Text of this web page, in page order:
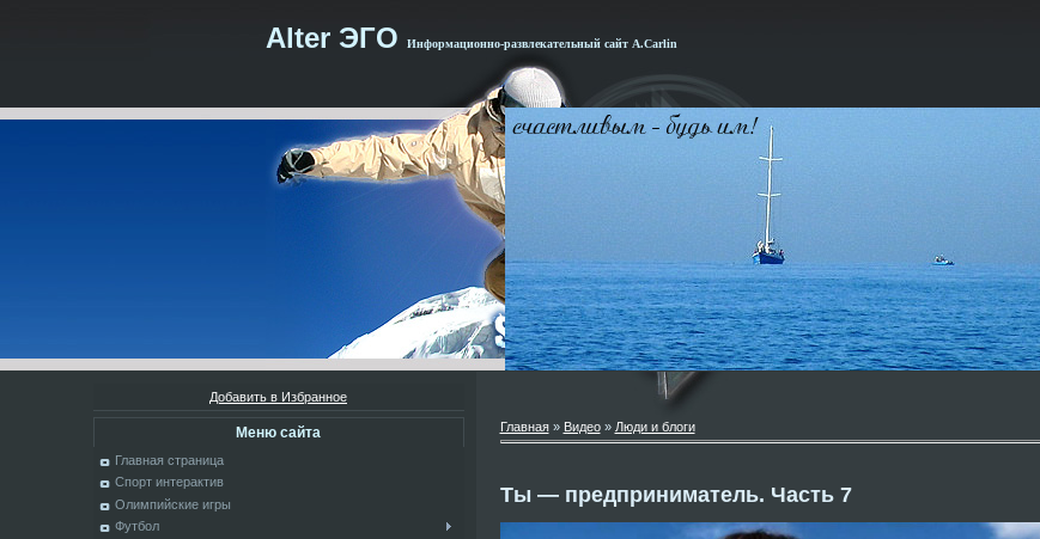
Alter ЭГО Информационно-развлекательный сайт А.Carlin
Добавить в Избранное
Меню сайта
Главная страница
Спорт интерактив
Олимпийские игры
Футбол
Главная» Видео» Люди и блоги
Ты — предприниматель. Часть 7